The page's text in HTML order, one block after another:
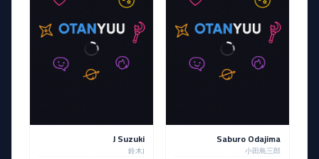
Saburo Odajima
小田島三郎
J Suzuki
鈴木J